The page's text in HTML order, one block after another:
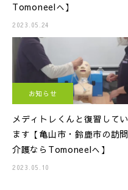
Tomoneelへ】
2023.05.24
お知らせ
メディトレくんと復習してい
ます【亀山市・鈴鹿市の訪問
介護ならTomoneelへ】
2023.05.10